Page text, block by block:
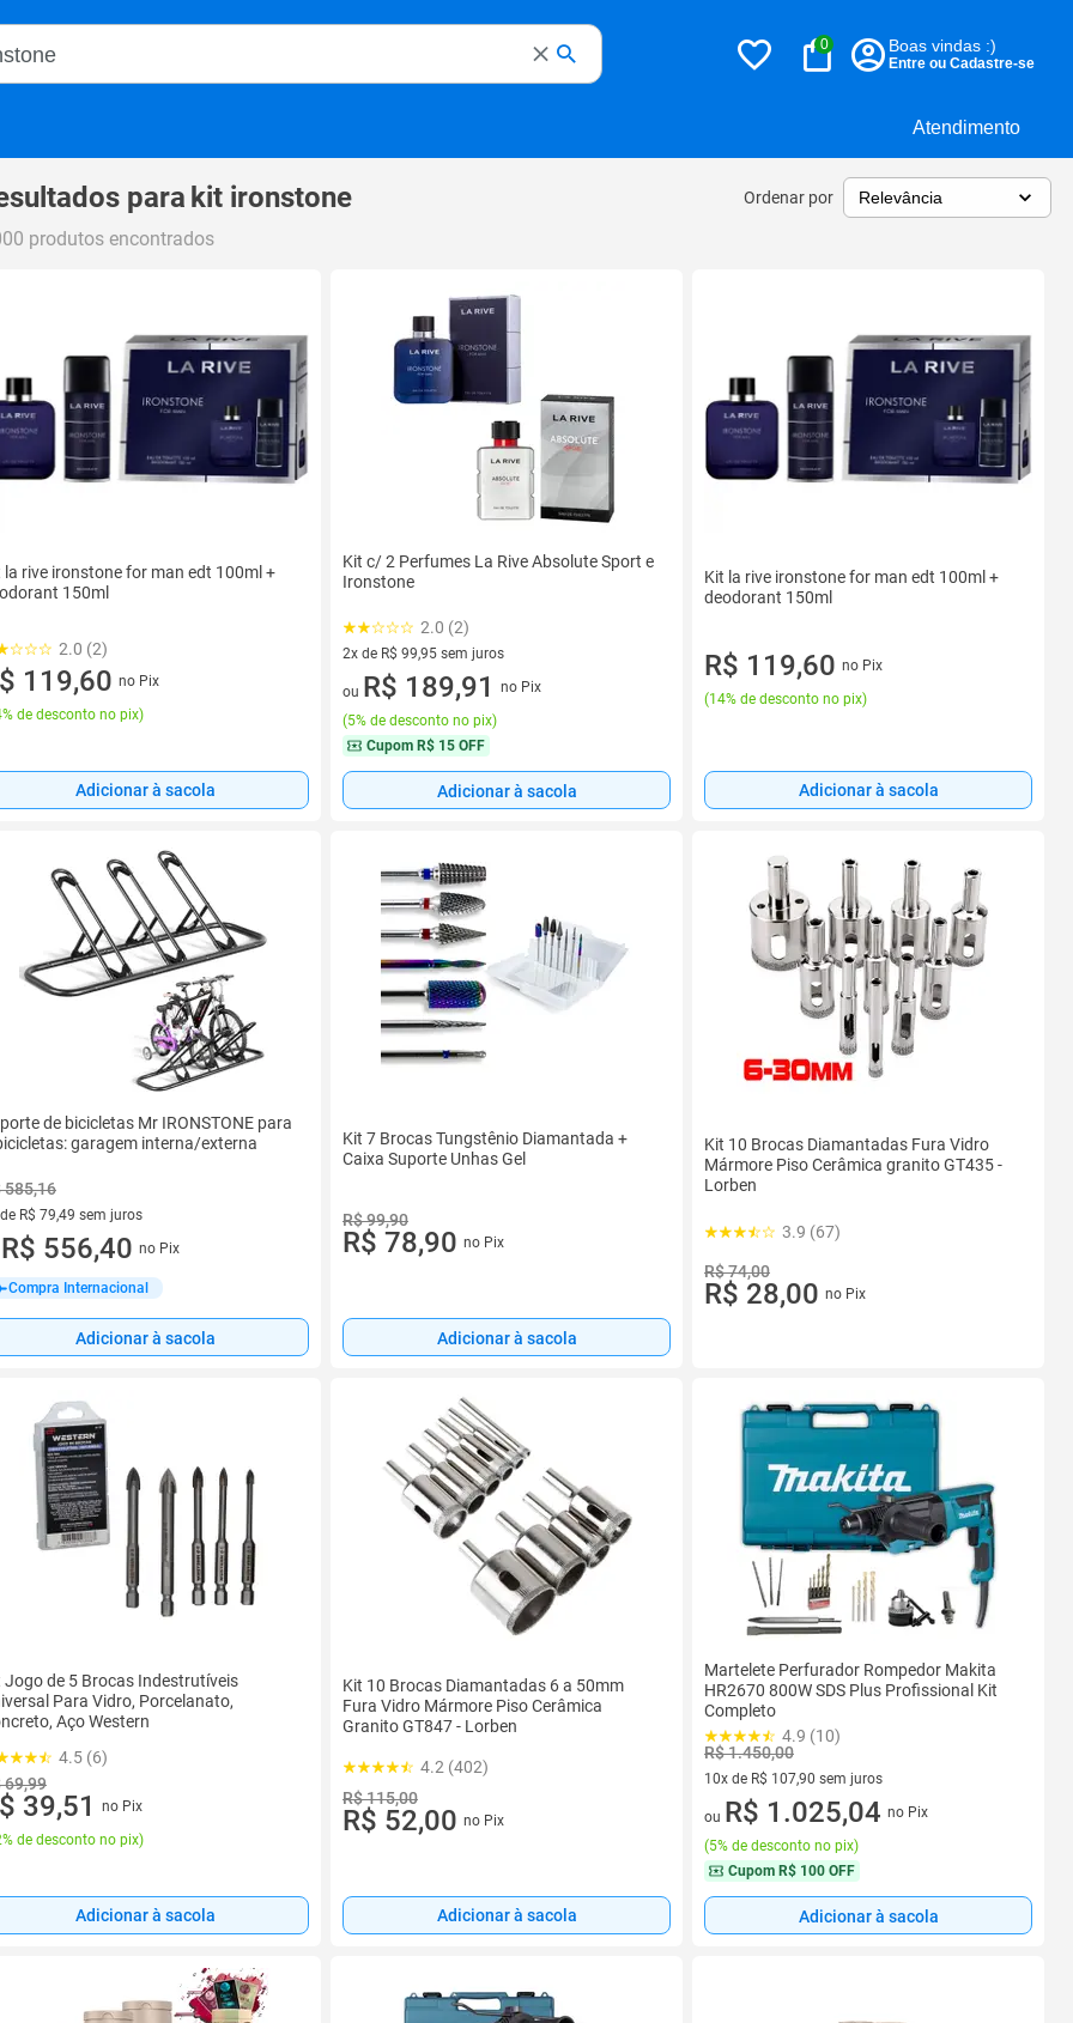
Atendimento
Magalu
0 Boas vindas :)
Entre ou Cadastre-se
para kit ironstone Ordenar por
produtos encontrados
la rive ironstone for man edt 100ml +
150ml
2.0 (2)
119,60 no Pix
de desconto no pix)
Adicionar à sacola
Kit c/ 2 Perfumes La Rive Absolute Sport e
Ironstone
2.0 (2)
2x de R$ 99,95 sem juros
2 vez de R$ 99,95 sem juros
ou R$ 189,91
no Pix
(5% de desconto no pix)
Cupom R$ 15 OFF
Adicionar à sacola
Kit la rive ironstone for man edt 100ml +
deodorant 150ml
R$ 119,60 no Pix
(14% de desconto no pix)
Adicionar à sacola
de bicicletas Mr IRONSTONE para
garagem interna/externa
585,16
R$ 79,49 sem juros
de R$ 79,49 sem juros
R$ 556,40 no Pix
Compra Internacional
Adicionar à sacola
Kit 7 Brocas Tungstênio Diamantada +
Caixa Suporte Unhas Gel
R$ 99,90
R$ 78,90 no Pix
Adicionar à sacola
Kit 10 Brocas Diamantadas Fura Vidro
Mármore Piso Cerâmica granito GT435 -
Lorben
3.9 (67)
R$ 74,00
R$ 28,00 no Pix
Jogo de 5 Brocas Indestrutíveis
Para Vidro, Porcelanato,
Aço Western
4.5 (6)
69,99
39,51
no Pix
de desconto no pix)
Adicionar à sacola
Kit 10 Brocas Diamantadas 6 a 50mm
Fura Vidro Mármore Piso Cerâmica
Granito GT847 - Lorben
4.2 (402)
R$ 115,00
R$ 52,00 no Pix
Adicionar à sacola
Martelete Perfurador Rompedor Makita
HR2670 800W SDS Plus Profissional Kit
Completo
4.9 (10)
R$ 1.450,00
10x de R$ 107,90 sem juros
10 vez de R$ 107,90 sem juros
ou R$ 1.025,04 no Pix
(5% de desconto no pix)
Cupom R$ 100 OFF
Adicionar à sacola